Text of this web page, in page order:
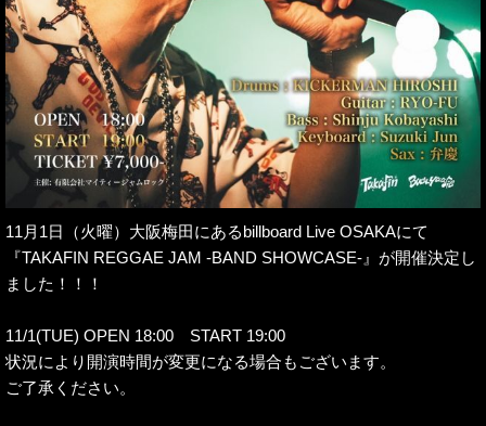
11月1日（火曜）大阪梅田にあるbillboard Live OSAKAにて
『TAKAFIN REGGAE JAM -BAND SHOWCASE-』が開催決定し
ました！！！
11/1(TUE) OPEN 18:00 START 19:00
状況により開演時間が変更になる場合もございます。
ご了承ください。